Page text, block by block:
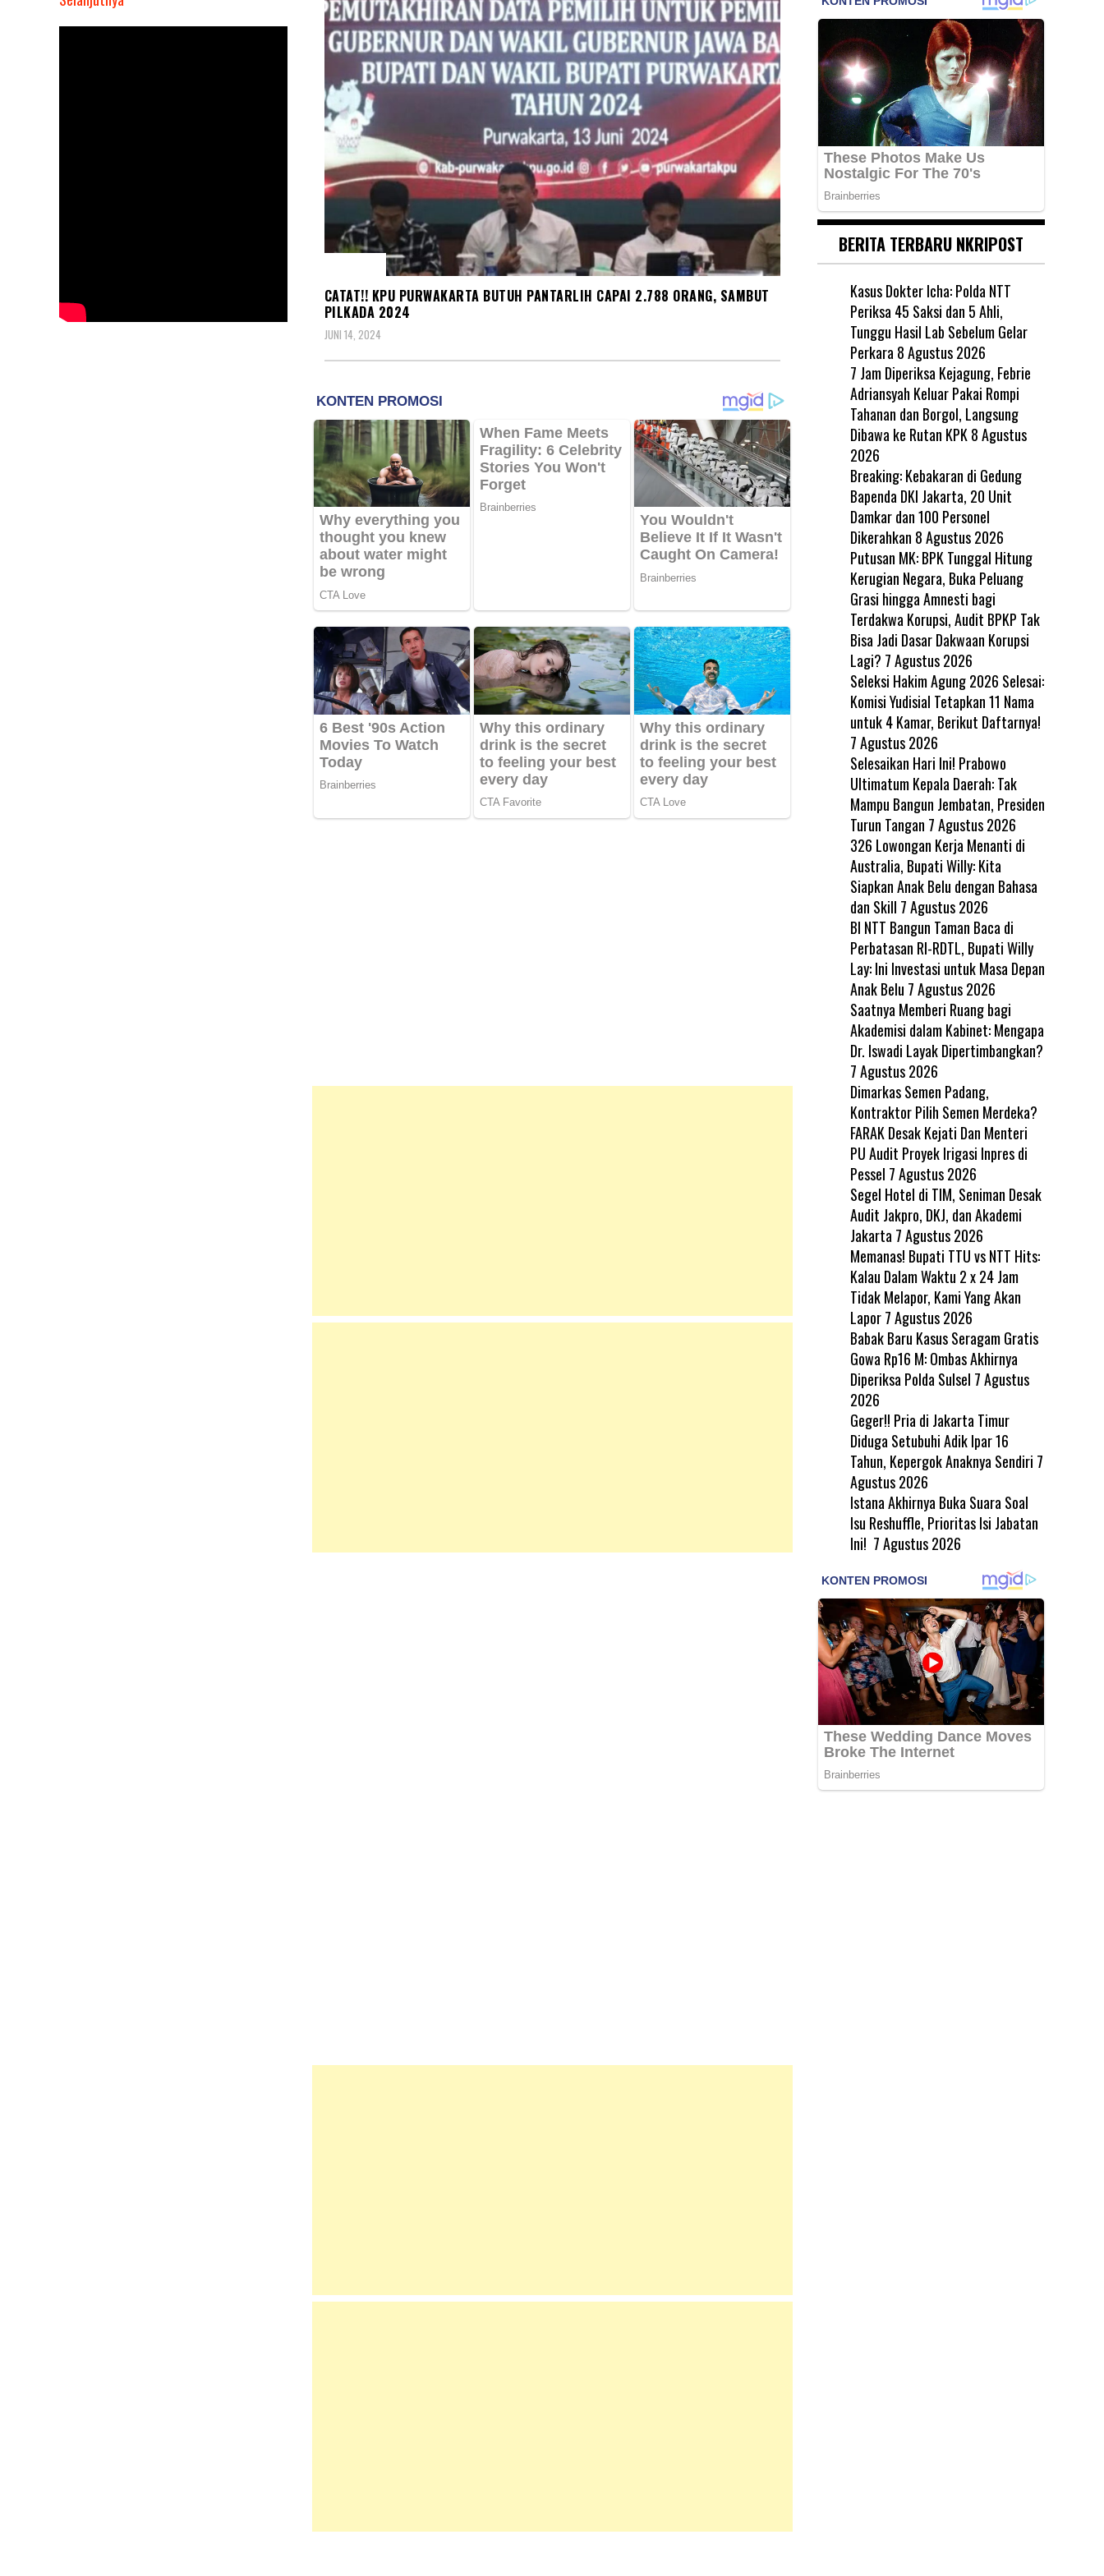
CATAT!! KPU PURWAKARTA BUTUH PANTARLIH CAPAI 2.788 ORANG, SAMBUT
PILKADA 2024
JUNI 14, 2024
BERITA TERBARU NKRIPOST
Kasus Dokter Icha: Polda NTT
Periksa 45 Saksi dan 5 Ahli,
Tunggu Hasil Lab Sebelum Gelar
Perkara 8 Agustus 2026
7 Jam Diperiksa Kejagung, Febrie
Adriansyah Keluar Pakai Rompi
Tahanan dan Borgol, Langsung
Dibawa ke Rutan KPK 8 Agustus
2026
Breaking: Kebakaran di Gedung
Bapenda DKI Jakarta, 20 Unit
Damkar dan 100 Personel
Dikerahkan 8 Agustus 2026
Putusan MK: BPK Tunggal Hitung
Kerugian Negara, Buka Peluang
Grasi hingga Amnesti bagi
Terdakwa Korupsi, Audit BPKP Tak
Bisa Jadi Dasar Dakwaan Korupsi
Lagi? 7 Agustus 2026
Seleksi Hakim Agung 2026 Selesai:
Komisi Yudisial Tetapkan 11 Nama
untuk 4 Kamar, Berikut Daftarnya!
7 Agustus 2026
Selesaikan Hari Ini! Prabowo
Ultimatum Kepala Daerah: Tak
Mampu Bangun Jembatan, Presiden
Turun Tangan 7 Agustus 2026
326 Lowongan Kerja Menanti di
Australia, Bupati Willy: Kita
Siapkan Anak Belu dengan Bahasa
dan Skill 7 Agustus 2026
BI NTT Bangun Taman Baca di
Perbatasan RI-RDTL, Bupati Willy
Lay: Ini Investasi untuk Masa Depan
Anak Belu 7 Agustus 2026
Saatnya Memberi Ruang bagi
Akademisi dalam Kabinet: Mengapa
Dr. Iswadi Layak Dipertimbangkan?
7 Agustus 2026
Dimarkas Semen Padang,
Kontraktor Pilih Semen Merdeka?
FARAK Desak Kejati Dan Menteri
PU Audit Proyek Irigasi Inpres di
Pessel 7 Agustus 2026
Segel Hotel di TIM, Seniman Desak
Audit Jakpro, DKJ, dan Akademi
Jakarta 7 Agustus 2026
Memanas! Bupati TTU vs NTT Hits:
Kalau Dalam Waktu 2 x 24 Jam
Tidak Melapor, Kami Yang Akan
Lapor 7 Agustus 2026
Babak Baru Kasus Seragam Gratis
Gowa Rp16 M: Ombas Akhirnya
Diperiksa Polda Sulsel 7 Agustus
2026
Geger!! Pria di Jakarta Timur
Diduga Setubuhi Adik Ipar 16
Tahun, Kepergok Anaknya Sendiri 7
Agustus 2026
Istana Akhirnya Buka Suara Soal
Isu Reshuffle, Prioritas Isi Jabatan
Ini! 7 Agustus 2026